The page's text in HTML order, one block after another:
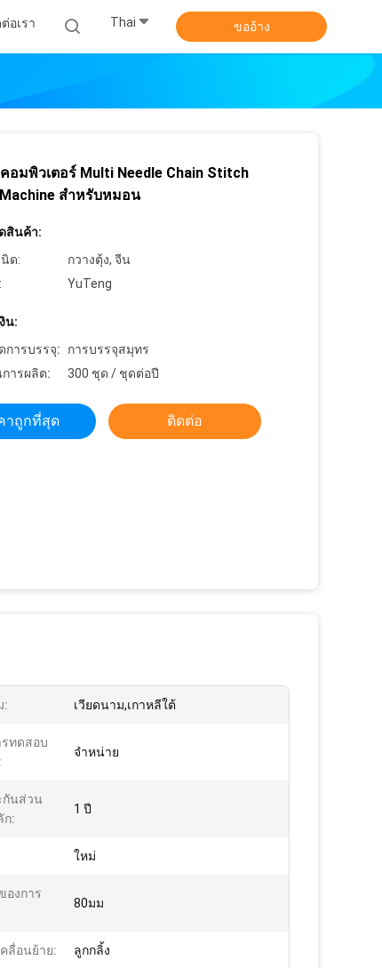
อเรา Thai ขออ้าง
อมพิวเตอร์ Multi Needle Chain Stitch
สําหรับหมอน
สินค้า:
ด:
กวางตุ้ง, จีน
YuTeng
น:
การบรรจุ:
การบรรจุสมุทร
ารผลิต:
300 ชุด / ชุดต่อปี
าถูกที่สุด ติดต่อ
: เวียดนาม,เกาหลีใต้
รทดสอบ
จําหน่าย
กันส่วน
ก:
1 ปี
ใหม่
องการ
80มม
ลื่อนย้าย: ลูกกลิ้ง